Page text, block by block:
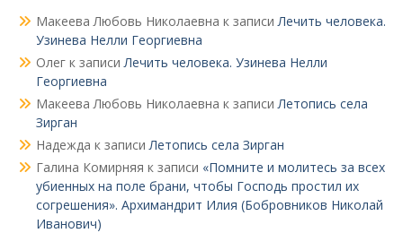
Макеева Любовь Николаевна к записиЛечить человека.
Узинева Нелли Георгиевна
Олег к записиЛечить человека. Узинева Нелли
Георгиевна
Макеева Любовь Николаевна к записиЛетопись села
Зирган
Надежда к записиЛетопись села Зирган
Галина Комирняя к записи «Помните и молитесь за всех
убиенных на поле брани, чтобы Господь простил их
согрешения». Архимандрит Илия (Бобровников Николай
Иванович)